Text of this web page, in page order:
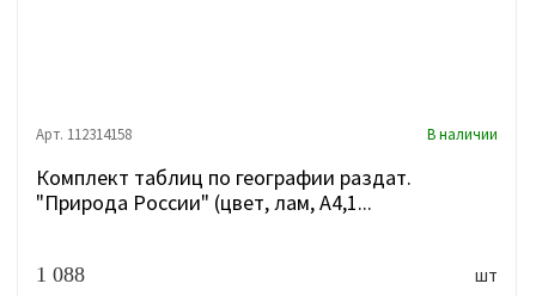
Арт. 112314158 В наличии
Комплект таблиц по географии раздат.
"Природа России" (цвет, лам, А4,1...
1 088 шт